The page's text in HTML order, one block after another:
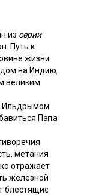
из серии
Путь к
жизни
на Индию,
великим
Ильдрымом
Папа
метания
отражает
железной
блестящие